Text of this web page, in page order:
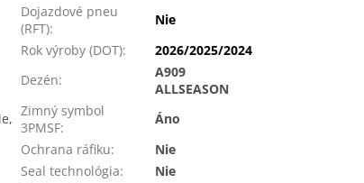
Dojazdové pneu
(RFT):
Nie
Rok výroby (DOT):
2026/2025/2024
Dezén:
A909
ALLSEASON
Zimný symbol
3PMSF:
Áno
Ochrana ráfiku:
Nie
Seal technológia:
Nie